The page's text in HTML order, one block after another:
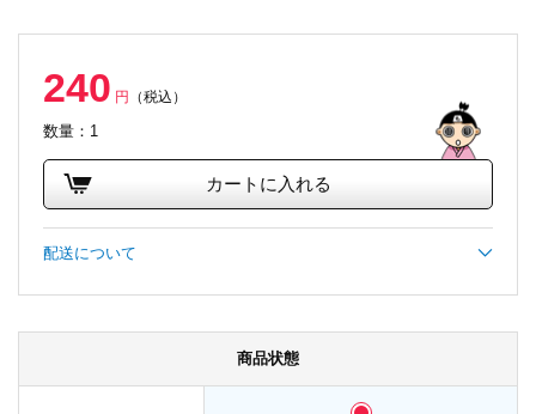
240 円 （税込）
数量：1
カートに入れる
配送について
商品状態